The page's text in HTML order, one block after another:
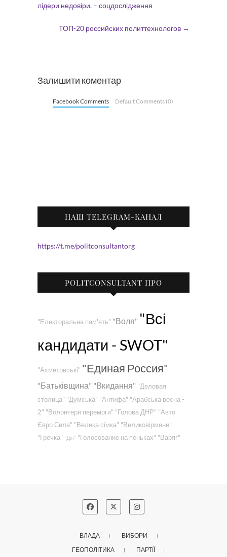
лідери недовіри, – соцдослідження
ТОП-20 российских политтехнологов →
Залишити коментар
Facebook Comments Default Comments (0)
НАШ TELEGRAM-КАНАЛ
https://t.me/politconsultantorg
POLITCONSULTANT ПРО
"Електоральна пам'ять" "Воля" "Всі
кандидати - SWOT"
"Ахметовські" "Единая Россия"
"Батьківщина" "Вкидання" "Деловая
столица" "Думська" "Антифа" "Арабська весна -
2" "Волонтери перемоги" "Голова ДНР" "Авто
Євро Сила" "Велика сімка" "Великовірмени"
"Гречка" "Дія" "Голосование на пеньках" "Варяг"
ВЛАДА
ВИБОРИ
ГЕОПОЛІТИКА
ПАРТІЇ